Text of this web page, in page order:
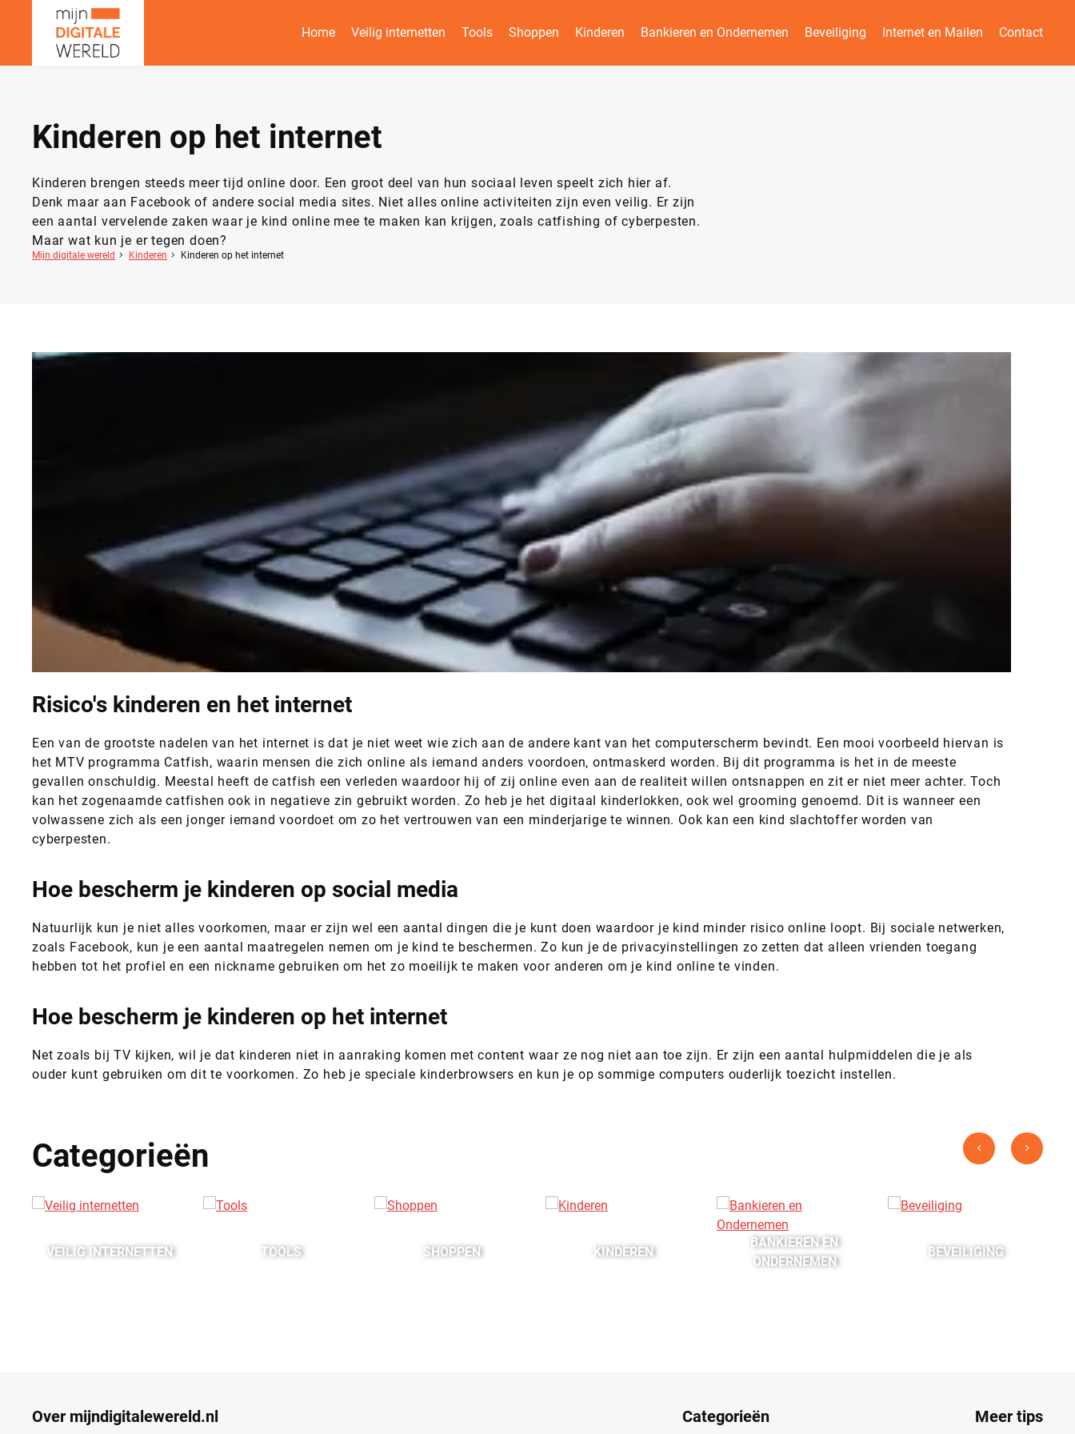
Home Veilig internetten Tools Shoppen Kinderen Bankieren en Ondernemen Beveiliging Internet en Mailen Contact
Kinderen op het internet
Kinderen brengen steeds meer tijd online door. Een groot deel van hun sociaal leven speelt zich hier af.
Denk maar aan Facebook of andere social media sites. Niet alles online activiteiten zijn even veilig. Er zijn
een aantal vervelende zaken waar je kind online mee te maken kan krijgen, zoals catfishing of cyberpesten.
Maar wat kun je er tegen doen?
Mijn digitale wereld Kinderen Kinderen op het internet
Risico's kinderen en het internet
Een van de grootste nadelen van het internet is dat je niet weet wie zich aan de andere kant van het computerscherm bevindt. Een mooi voorbeeld hiervan is
het MTV programma Catfish, waarin mensen die zich online als iemand anders voordoen, ontmaskerd worden. Bij dit programma is het in de meeste
gevallen onschuldig. Meestal heeft de catfish een verleden waardoor hij of zij online even aan de realiteit willen ontsnappen en zit er niet meer achter. Toch
kan het zogenaamde catfishen ook in negatieve zin gebruikt worden. Zo heb je het digitaal kinderlokken, ook wel grooming genoemd. Dit is wanneer een
volwassene zich als een jonger iemand voordoet om zo het vertrouwen van een minderjarige te winnen. Ook kan een kind slachtoffer worden van
cyberpesten.
Hoe bescherm je kinderen op social media
Natuurlijk kun je niet alles voorkomen, maar er zijn wel een aantal dingen die je kunt doen waardoor je kind minder risico online loopt. Bij sociale netwerken,
zoals Facebook, kun je een aantal maatregelen nemen om je kind te beschermen. Zo kun je de privacyinstellingen zo zetten dat alleen vrienden toegang
hebben tot het profiel en een nickname gebruiken om het zo moeilijk te maken voor anderen om je kind online te vinden.
Hoe bescherm je kinderen op het internet
Net zoals bij TV kijken, wil je dat kinderen niet in aanraking komen met content waar ze nog niet aan toe zijn. Er zijn een aantal hulpmiddelen die je als
ouder kunt gebruiken om dit te voorkomen. Zo heb je speciale kinderbrowsers en kun je op sommige computers ouderlijk toezicht instellen.
Categorieën
VEILIG INTERNETTEN TOOLS SHOPPEN KINDEREN
BANKIEREN EN
ONDERNEMEN
BEVEILIGING
Over mijndigitalewereld.nl Categorieën Meer tips